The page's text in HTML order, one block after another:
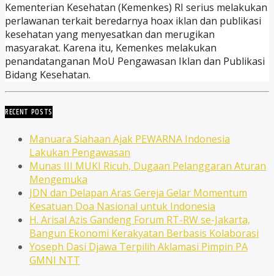
Kementerian Kesehatan (Kemenkes) RI serius melakukan
perlawanan terkait beredarnya hoax iklan dan publikasi
kesehatan yang menyesatkan dan merugikan
masyarakat. Karena itu, Kemenkes melakukan
penandatanganan MoU Pengawasan Iklan dan Publikasi
Bidang Kesehatan.
RECENT POSTS
Manuara Siahaan Ajak PEWARNA Indonesia
Lakukan Pengawasan
Munas III MUKI Ricuh, Dugaan Pelanggaran Aturan
Mengemuka
JDN dan Delapan Aras Gereja Gelar Momentum
Kesatuan Doa Nasional untuk Indonesia
H. Arisal Azis Gandeng Forum RT-RW se-Jakarta,
Bangun Ekonomi Kerakyatan Berbasis Kolaborasi
Yoseph Dasi Djawa Terpilih Aklamasi Pimpin PA
GMNI NTT